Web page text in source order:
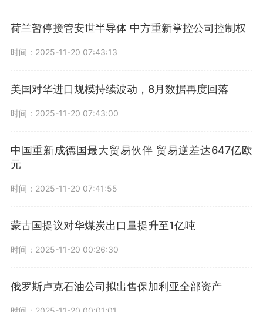
荷兰暂停接管安世半导体 中方重新掌控公司控制权
时间：2025-11-20 07:43:13
美国对华进口规模持续波动，8月数据再度回落
时间：2025-11-20 07:43:00
中国重新成德国最大贸易伙伴 贸易逆差达647亿欧
元
时间：2025-11-20 07:41:55
蒙古国提议对华煤炭出口量提升至1亿吨
时间：2025-11-20 00:26:30
俄罗斯卢克石油公司拟出售保加利亚全部资产